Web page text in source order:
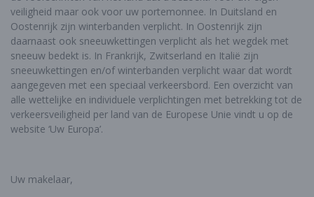
veiligheid maar ook voor uw portemonnee. In Duitsland en
Oostenrijk zijn winterbanden verplicht. In Oostenrijk zijn
daarnaast ook sneeuwkettingen verplicht als het wegdek met
sneeuw bedekt is. In Frankrijk, Zwitserland en Italië zijn
sneeuwkettingen en/of winterbanden verplicht waar dat wordt
aangegeven met een speciaal verkeersbord. Een overzicht van
alle wettelijke en individuele verplichtingen met betrekking tot de
verkeersveiligheid per land van de Europese Unie vindt u op de
website ‘Uw Europa’.
Uw makelaar,